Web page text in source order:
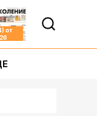
от